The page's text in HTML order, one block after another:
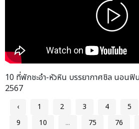
10 ที่พักชะอำ-หัวหิน บรรยากาศชิล นอนฟิ
2567
‹ 1 2 3 4 5
9
10 ... 75 76